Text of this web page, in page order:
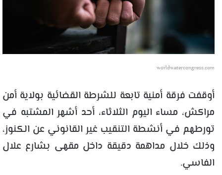
worldwatercongress.com
أوقفت فرقة أمنية تابعة للشرطة القضائية بولاية أمن
مراكش، مساء اليوم الثلاثاء، أحد أشهر المشتبه في
تورطهم في أنشطة التنقيب غير القانوني عن الكنوز،
وذلك خلال مداهمة دقيقة داخل مقهى بشارع علال
الفاسي.